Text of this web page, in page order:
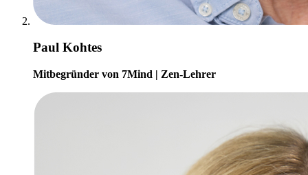
Paul Kohtes
Mitbegründer von 7Mind | Zen-Lehrer